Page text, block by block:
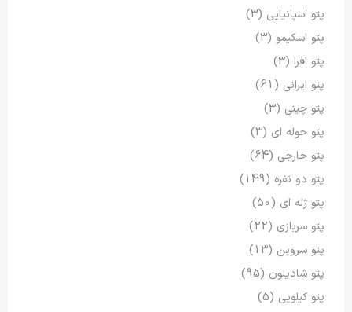
پتو اسپانیایی (3)
پتو اسکیمو (3)
پتو افرا (3)
پتو ایرانی (61)
پتو چینی (3)
پتو حوله ای (3)
پتو خارجی (64)
پتو دو نفره (149)
پتو ژله ای (50)
پتو سربازی (22)
پتو سروین (13)
پتو شادیلون (95)
پتو کیلویی (5)